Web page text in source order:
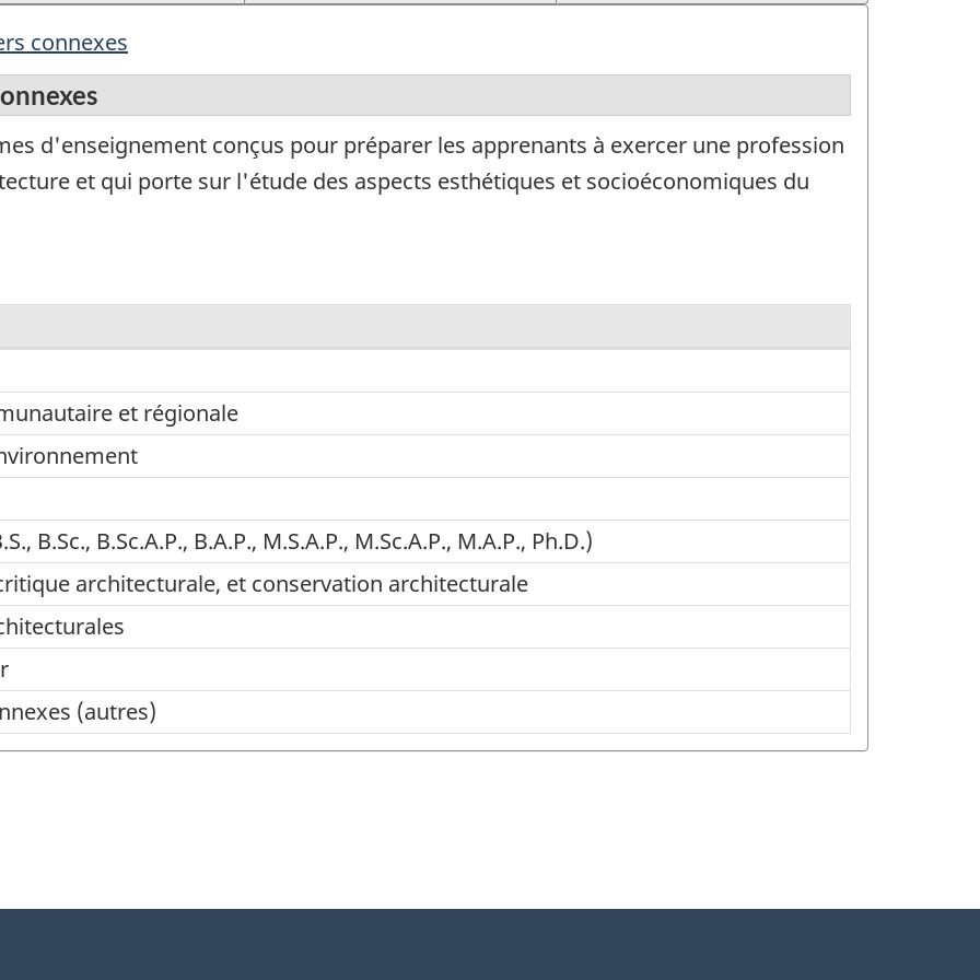
connexes
d'enseignement conçus pour préparer les apprenants à exercer une profession
et qui porte sur l'étude des aspects esthétiques et socioéconomiques du
et régionale
B.Sc., B.Sc.A.P., B.A.P., M.S.A.P., M.Sc.A.P., M.A.P., Ph.D.)
architecturale, et conservation architecturale
(autres)